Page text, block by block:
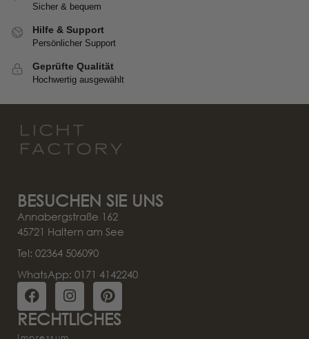
Sicher & bequem
Hilfe & Support
Persönlicher Support
Geprüfte Qualität
Hochwertig ausgewählt
BESUCHEN SIE UNS
Annabergstraße 162
45721 Haltern am See
Tel: 02364 506090
WhatsApp: 0171 4142240
RECHTLICHES